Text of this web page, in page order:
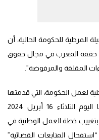
المرحلية للحكومة الحالية، أن
حققه المغرب في مجال حقوق
المقلقة والمرفوضة”.
لعمل الحكومة، التي قدمتها
قيادة الحزب خلال ندوة صحفية نظمها اليوم التلاثاء 16 أبريل 2024
“بتغييب خطة العمل الوطنية في
المتابعات القضائية”